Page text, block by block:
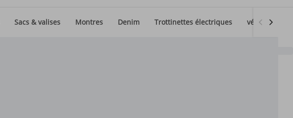
Sacs & valises Montres Denim Trottinettes électriques vélos